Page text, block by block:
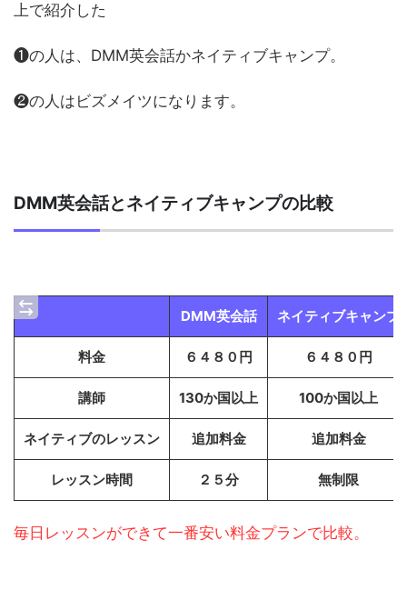
上で紹介した
❶の人は、DMM英会話かネイティブキャンプ。
❷の人はビズメイツになります。
DMM英会話とネイティブキャンプの比較
DMM英会話 ネイティブキャンプ
料金 ６４８０円 ６４８０円
講師 130か国以上 100か国以上
ネイティブのレッスン 追加料金 追加料金
レッスン時間 ２５分 無制限
毎日レッスンができて一番安い料金プランで比較。